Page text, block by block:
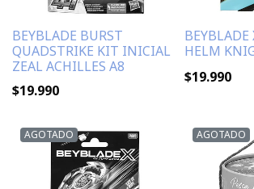
BEYBLADE BURST
QUADSTRIKE KIT INICIAL
ZEAL ACHILLES A8
$19.990
HELM
$19.990
AGOTADO AGOTADO